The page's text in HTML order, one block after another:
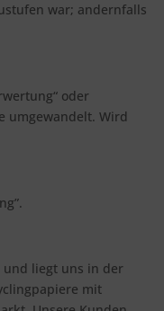
war; andernfalls
oder
umgewandelt. Wird
und liegt uns in der
mit